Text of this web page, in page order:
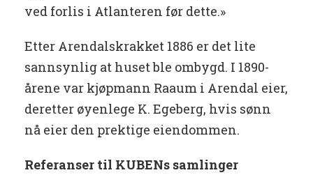
ved forlis i Atlanteren før dette.»
Etter Arendalskrakket 1886 er det lite
sannsynlig at huset ble ombygd. I 1890-
årene var kjøpmann Raaum i Arendal eier,
deretter øyenlege K. Egeberg, hvis sønn
nå eier den prektige eiendommen.
Referanser til KUBENs samlinger